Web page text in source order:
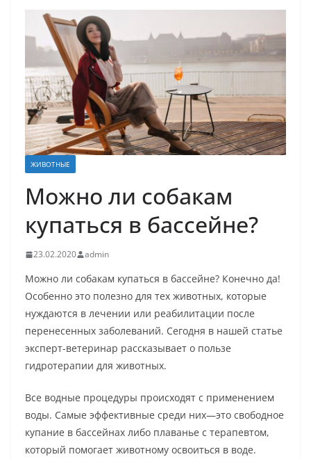
ЖИВОТНЫЕ
Можно ли собакам
купаться в бассейне?
23.02.2020 admin
Можно ли собакам купаться в бассейне? Конечно да!
Особенно это полезно для тех животных, которые
нуждаются в лечении или реабилитации после
перенесенных заболеваний. Сегодня в нашей статье
эксперт-ветеринар рассказывает о пользе
гидротерапии для животных.
Все водные процедуры происходят с применением
воды. Самые эффективные среди них—это свободное
купание в бассейнах либо плаванье с терапевтом,
который помогает животному освоиться в воде.